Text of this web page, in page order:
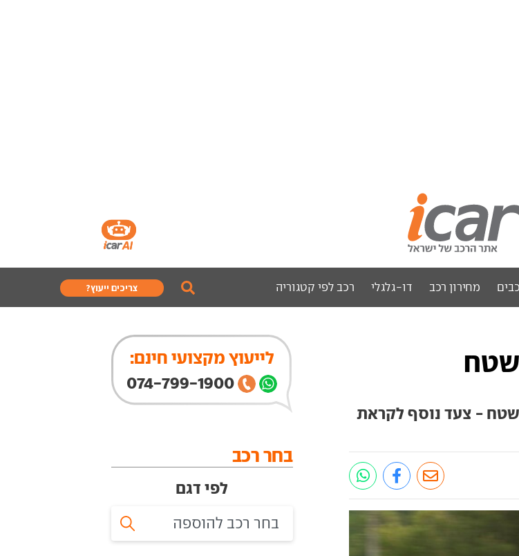
מחירון רכב דו-גלגלי רכב לפי קטגוריה צריכים ייעוץ?
שטח - צעד נוסף לקראת
לייעוץ מקצועי חינם:
074-799-1900
בחר רכב
לפי דגם